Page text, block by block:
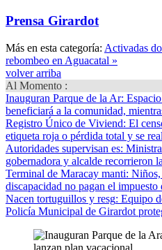
Prensa Girardot
Más en esta categoría: Activadas
rebombeo en Aguacatal »
volver arriba
Al Momento :
Inauguran Parque de la Ar:
beneficiará a la comunidad,
Registro Único de Viviend: El
etiqueta roja o pérdida total y se
Autoridades supervisan es:
gobernadora y alcalde recorrieron
Terminal de Maracay manti: Niños,
discapacidad no pagan el impuesto
Nacen tortuguillos y resg: Equipo
Policía Municipal de Girardot